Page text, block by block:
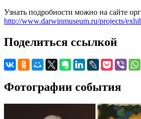
Узнать подробности можно на сайте
http://www.darwinmuseum.ru/projects/
Поделиться ссылкой
Фотографии события